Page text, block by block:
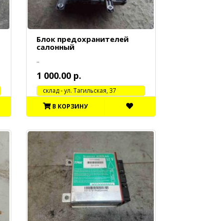
Блок предохранителей
салонный
..
1 000.00 р.
cклад - ул. Тагильская, 37
В КОРЗИНУ